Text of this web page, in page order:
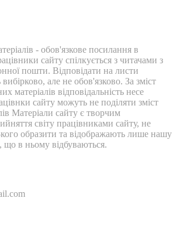
- обов'язкове посилання в
сайту спілкується з читачами з
пошти. Відповідати на листи
але не обов'язково. За зміст
матеріалів відповідальність несе
сайту можуть не поділяти зміст
Матеріали сайту є творчим
світу працівниками сайту, не
образити та відображають лише нашу
що в ньому відбуваються.